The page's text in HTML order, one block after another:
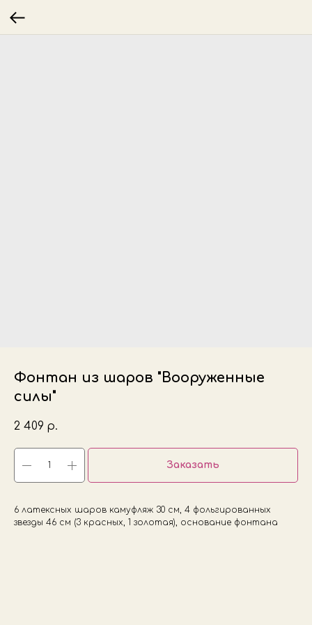
Фонтан из шаров "Вооруженные
силы"
2 409 р.
Заказать
6 латексных шаров камуфляж 30 см, 4 фольгированных
звезды 46 см (3 красных, 1 золотая), основание фонтана